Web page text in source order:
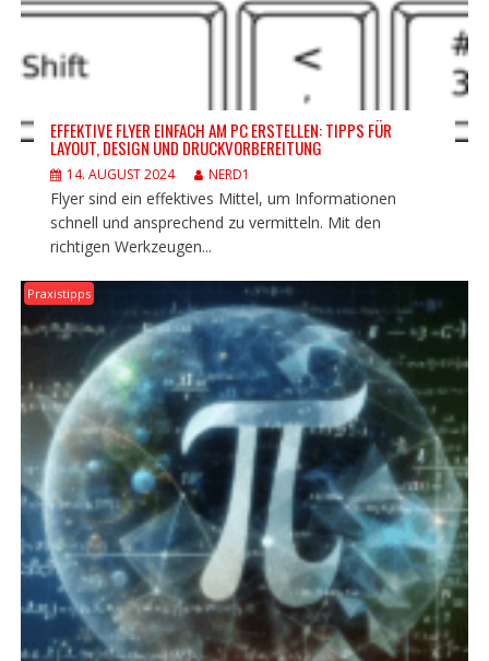
EFFEKTIVE FLYER EINFACH AM PC ERSTELLEN: TIPPS FÜR
LAYOUT, DESIGN UND DRUCKVORBEREITUNG
14. AUGUST 2024 NERD1
Flyer sind ein effektives Mittel, um Informationen
schnell und ansprechend zu vermitteln. Mit den
richtigen Werkzeugen...
Praxistipps